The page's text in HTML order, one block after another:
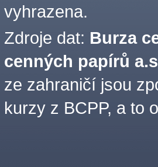
vyhrazena.
Zdroje dat: Burza
cenných papírů
ze zahraničí jsou
kurzy z BCPP, a to